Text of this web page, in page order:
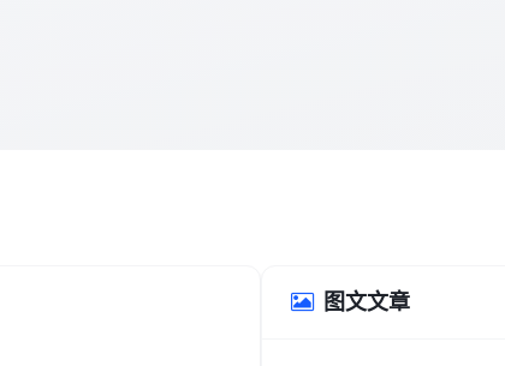
图文文章